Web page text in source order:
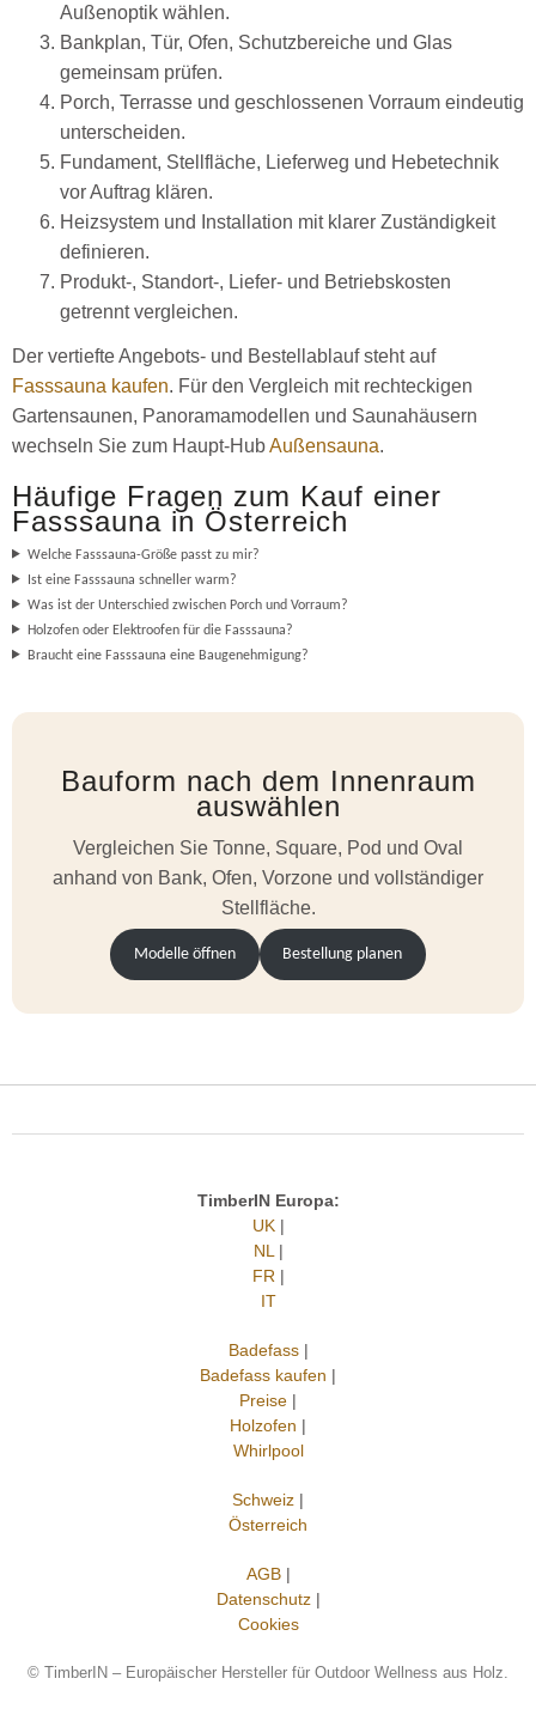
Außenoptik wählen.
Bankplan, Tür, Ofen, Schutzbereiche und Glas
gemeinsam prüfen.
Porch, Terrasse und geschlossenen Vorraum eindeutig
unterscheiden.
Fundament, Stellfläche, Lieferweg und Hebetechnik
vor Auftrag klären.
Heizsystem und Installation mit klarer Zuständigkeit
definieren.
Produkt-, Standort-, Liefer- und Betriebskosten
getrennt vergleichen.
Der vertiefte Angebots- und Bestellablauf steht auf
Fasssauna kaufen. Für den Vergleich mit rechteckigen
Gartensaunen, Panoramamodellen und Saunahäusern
wechseln Sie zum Haupt-HubAußensauna.
Häufige Fragen zum Kauf einer
Fasssauna in Österreich
Welche Fasssauna-Größe passt zu mir?
Ist eine Fasssauna schneller warm?
Was ist der Unterschied zwischen Porch und Vorraum?
Holzofen oder Elektroofen für die Fasssauna?
Braucht eine Fasssauna eine Baugenehmigung?
Bauform nach dem Innenraum
auswählen
Vergleichen Sie Tonne, Square, Pod und Oval
anhand von Bank, Ofen, Vorzone und vollständiger
Stellfläche.
Modelle öffnen Bestellung planen
TimberIN Europa:
UK|
NL |
FR |
IT
Badefass|
Badefass kaufen |
Preise |
Holzofen |
Whirlpool
Schweiz |
Österreich
AGB|
Datenschutz|
Cookies
© TimberIN – Europäischer Hersteller für Outdoor Wellness aus Holz.